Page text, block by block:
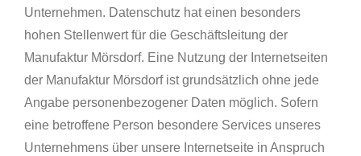
Über Uns
Pflege
Muster
Unternehmen. Datenschutz hat einen besonders
hohen Stellenwert für die Geschäftsleitung der
Manufaktur Mörsdorf. Eine Nutzung der Internetseiten
der Manufaktur Mörsdorf ist grundsätzlich ohne jede
Angabe personenbezogener Daten möglich. Sofern
eine betroffene Person besondere Services unseres
Unternehmens über unsere Internetseite in Anspruch